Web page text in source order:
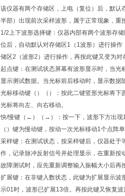
该仪器有两个存储区，上电（复位）后，默
半部）出现前次采样波形，属于正常现象，
1/2上下波形选择键：仪器内部有两个波形存
位后，自动默认对存储区1（1波形）进行操作
储区2（波形2）进行操作，再按此键又变为对
起点键：在测试状态屏幕有波形显示时，当
显示测试数据。当光标前后移动时，显示数据
光标移动键（）（）：按此二键竖形光标将
光标将向左、向右移动。
快/慢键（←）（→）：按一下，波形下方出现
（）键为慢动键，按动一次光标移动1个点阵单
采样键：在测试状态，按采样键后，仪器处
作，记录脉冲反射信号并处理显示，在重新
故障测试时，应先重新调整输入振幅大小后
扩展键：在非键入数状态，此键为扩展显示
示01时，波形已扩展13倍。再按此键又恢复波